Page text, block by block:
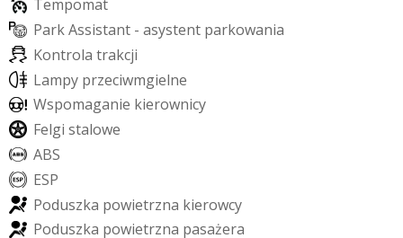
empomat
ParkAssistant - asystent parkowania
Kontrola trakcji
Lampy przeciwmgielne
Wspomaganie kierownicy
Felgi stalowe
ABS
ESP
Poduszka powietrzna kierowcy
Poduszka powietrzna pasażera